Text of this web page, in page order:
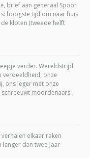
brief aan generaal Spoor
hoogste tijd om naar huis
kloten (tweede helft
verder. Wereldstrijd
verdeeldheid, onze
ons leger met onze
moordenaars!
elkaar raken
langer dan twee jaar